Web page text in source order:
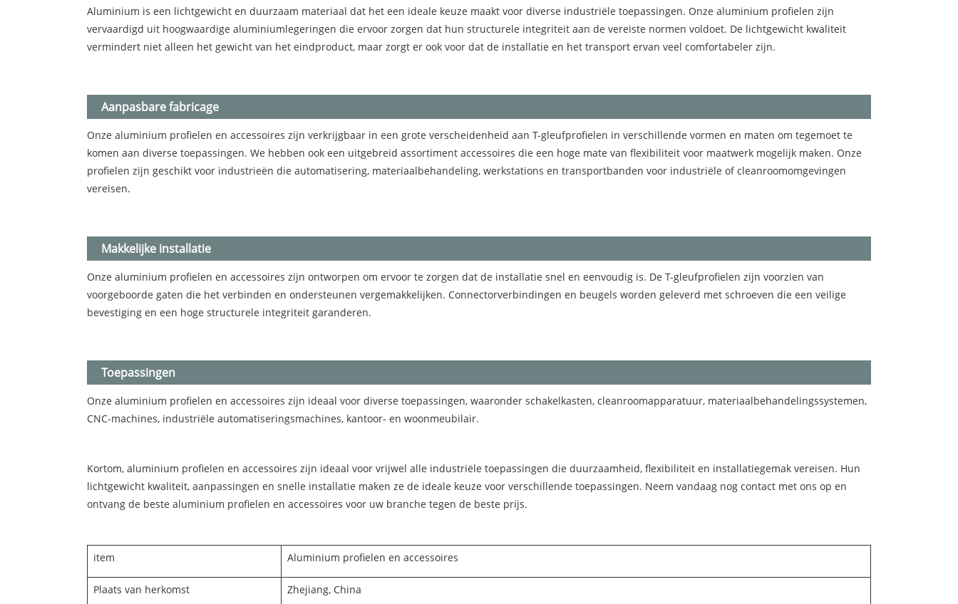
Aluminium is een lichtgewicht en duurzaam materiaal dat het een ideale keuze maakt voor diverse industriële toepassingen. Onze aluminium profielen zijn
vervaardigd uit hoogwaardige aluminiumlegeringen die ervoor zorgen dat hun structurele integriteit aan de vereiste normen voldoet. De lichtgewicht kwaliteit
vermindert niet alleen het gewicht van het eindproduct, maar zorgt er ook voor dat de installatie en het transport ervan veel comfortabeler zijn.
Aanpasbare fabricage
Onze aluminium profielen en accessoires zijn verkrijgbaar in een grote verscheidenheid aan T-gleufprofielen in verschillende vormen en maten om tegemoet te
komen aan diverse toepassingen. We hebben ook een uitgebreid assortiment accessoires die een hoge mate van flexibiliteit voor maatwerk mogelijk maken. Onze
profielen zijn geschikt voor industrieën die automatisering, materiaalbehandeling, werkstations en transportbanden voor industriële of cleanroomomgevingen
vereisen.
Makkelijke installatie
Onze aluminium profielen en accessoires zijn ontworpen om ervoor te zorgen dat de installatie snel en eenvoudig is. De T-gleufprofielen zijn voorzien van
voorgeboorde gaten die het verbinden en ondersteunen vergemakkelijken. Connectorverbindingen en beugels worden geleverd met schroeven die een veilige
bevestiging en een hoge structurele integriteit garanderen.
Toepassingen
Onze aluminium profielen en accessoires zijn ideaal voor diverse toepassingen, waaronder schakelkasten, cleanroomapparatuur, materiaalbehandelingssystemen,
CNC-machines, industriële automatiseringsmachines, kantoor- en woonmeubilair.
Kortom, aluminium profielen en accessoires zijn ideaal voor vrijwel alle industriële toepassingen die duurzaamheid, flexibiliteit en installatiegemak vereisen. Hun
lichtgewicht kwaliteit, aanpassingen en snelle installatie maken ze de ideale keuze voor verschillende toepassingen. Neem vandaag nog contact met ons op en
ontvang de beste aluminium profielen en accessoires voor uw branche tegen de beste prijs.
item Aluminium profielen en accessoires
Plaats van herkomst Zhejiang, China